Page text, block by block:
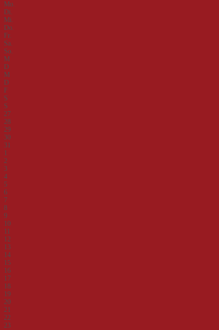
Mo.
Di.
Mi.
Do.
Fr.
Sa.
So.
M
D
M
D
F
S
S
27
28
29
30
31
1
2
3
4
5
6
7
8
9
10
11
12
13
14
15
16
17
18
19
20
21
22
23